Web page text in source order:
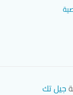
جيل تك